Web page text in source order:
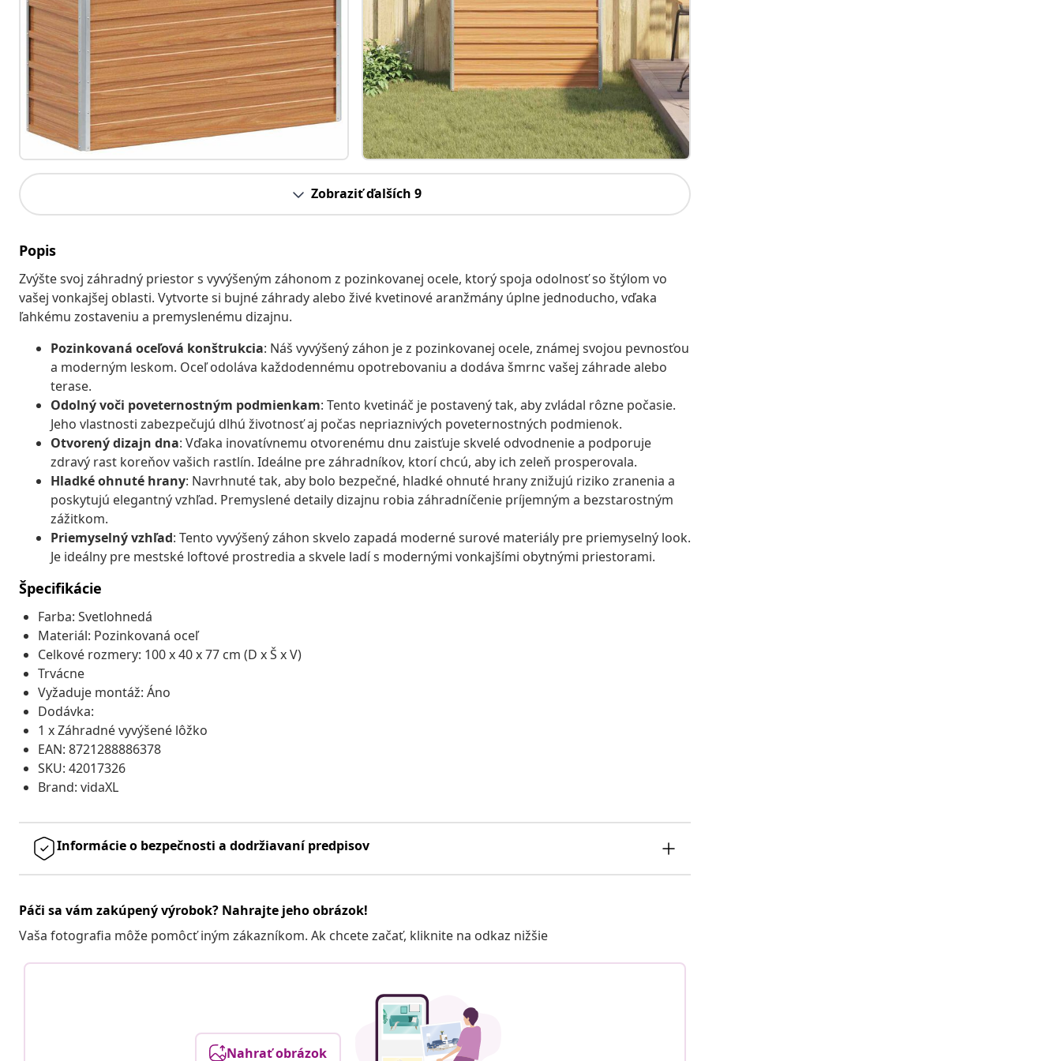
Zobraziť ďalších 9
Popis
Zvýšte svoj záhradný priestor s vyvýšeným záhonom z pozinkovanej ocele, ktorý spoja odolnosť so štýlom vo
vašej vonkajšej oblasti. Vytvorte si bujné záhrady alebo živé kvetinové aranžmány úplne jednoducho, vďaka
ľahkému zostaveniu a premyslenému dizajnu.
Pozinkovaná oceľová konštrukcia: Náš vyvýšený záhon je z pozinkovanej ocele, známej svojou pevnosťou
a moderným leskom. Oceľ odoláva každodennému opotrebovaniu a dodáva šmrnc vašej záhrade alebo
terase.
Odolný voči poveternostným podmienkam: Tento kvetináč je postavený tak, aby zvládal rôzne počasie.
Jeho vlastnosti zabezpečujú dlhú životnosť aj počas nepriaznivých poveternostných podmienok.
Otvorený dizajn dna: Vďaka inovatívnemu otvorenému dnu zaisťuje skvelé odvodnenie a podporuje
zdravý rast koreňov vašich rastlín. Ideálne pre záhradníkov, ktorí chcú, aby ich zeleň prosperovala.
Hladké ohnuté hrany: Navrhnuté tak, aby bolo bezpečné, hladké ohnuté hrany znižujú riziko zranenia a
poskytujú elegantný vzhľad. Premyslené detaily dizajnu robia záhradníčenie príjemným a bezstarostným
zážitkom.
Priemyselný vzhľad: Tento vyvýšený záhon skvelo zapadá moderné surové materiály pre priemyselný look.
Je ideálny pre mestské loftové prostredia a skvele ladí s modernými vonkajšími obytnými priestorami.
Špecifikácie
Farba: Svetlohnedá
Materiál: Pozinkovaná oceľ
Celkové rozmery: 100 x 40 x 77 cm (D x Š x V)
Trvácne
Vyžaduje montáž: Áno
Dodávka:
1 x Záhradné vyvýšené lôžko
EAN: 8721288886378
SKU: 42017326
Brand: vidaXL
Informácie o bezpečnosti a dodržiavaní predpisov
Páči sa vám zakúpený výrobok? Nahrajte jeho obrázok!
Vaša fotografia môže pomôcť iným zákazníkom. Ak chcete začať, kliknite na odkaz nižšie
Nahrať obrázok